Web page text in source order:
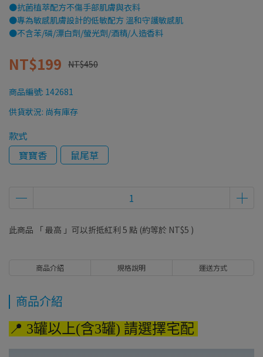
●抗菌植萃配方不傷手部肌膚與衣料
●專為敏感肌膚設計的低敏配方 溫和守護敏感肌
●不含苯/磷/漂白劑/螢光劑/酒精/人造香料
NT$199 NT$450
商品編號: 142681
供貨狀況: 尚有庫存
款式
寶寶香
鼠尾草
此商品 「 最高 」可以折抵紅利 5 點 (約等於 NT$5 )
商品介紹 規格說明 運送方式
商品介紹
📍 3罐以上(含3罐) 請選擇宅配